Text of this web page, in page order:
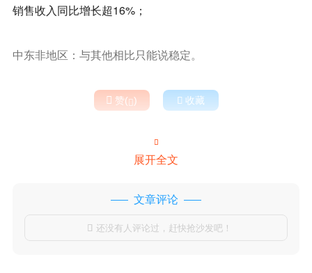
销售收入同比增长超16%；
中东非地区：与其他相比只能说稳定。
 赞()  收藏

展开全文
文章评论
 还没有人评论过，赶快抢沙发吧！